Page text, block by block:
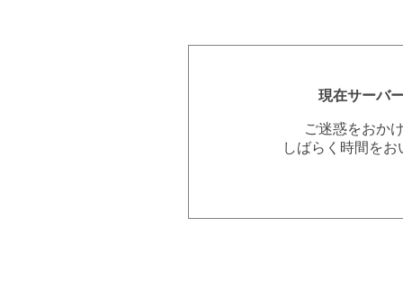
現在サーバ
ご迷惑をおか
しばらく時間を